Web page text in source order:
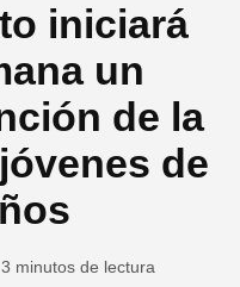
iniciará
un
de la
de
3 minutos de lectura